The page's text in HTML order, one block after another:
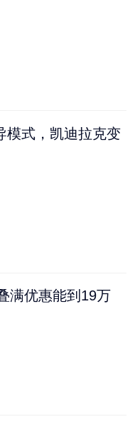
模式，凯迪拉克变
满优惠能到19万